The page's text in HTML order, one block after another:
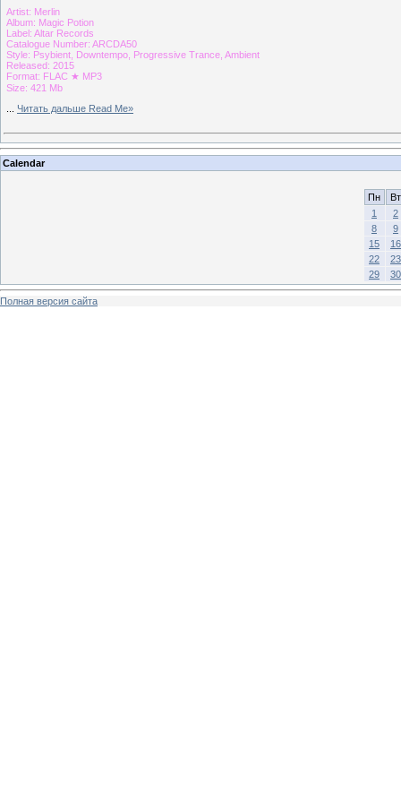
Artist: Merlin
Album: Magic Potion
Label: Altar Records
Catalogue Number: ARCDA50
Style: Psybient, Downtempo, Progressive Trance, Ambient
Released: 2015
Format: FLAC ★ MP3
Size: 421 Mb
Читать дальше Read Me»
Calendar
Пн
Вт
1
2
8
9
15
16
22
23
29
30
Полная версия сайта